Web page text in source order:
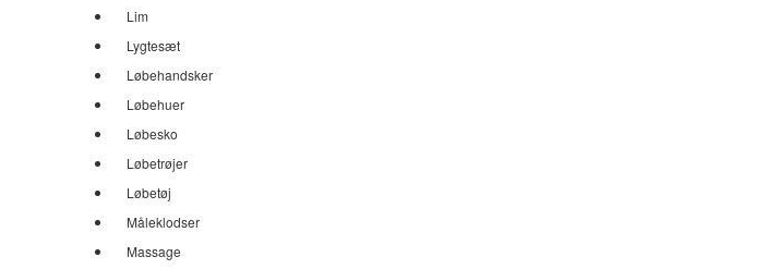
Lim
Lygtesæt
Løbehandsker
Løbehuer
Løbesko
Løbetrøjer
Løbetøj
Måleklodser
Massage